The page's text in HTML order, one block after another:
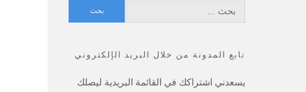
البحث
عن:
تابع المدونة من خلال البريد الإلكتروني
يسعدني اشتراكك في القائمة البريدية ليصلك